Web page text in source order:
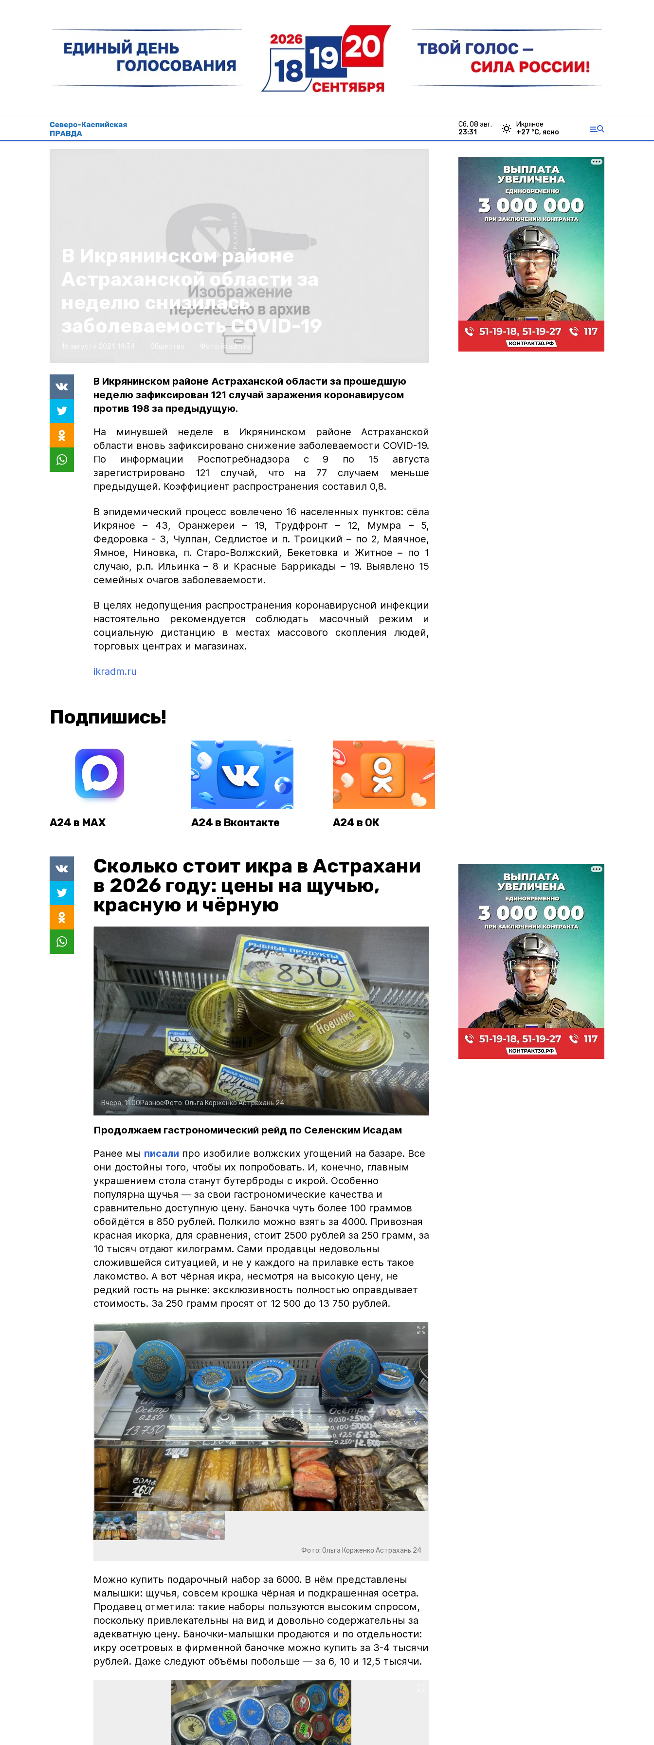
сб, 08 авг.
23:31
Икряное
+27 °С, ясно
В Икрянинском районе
Астраханской области за
неделю снизилась
заболеваемость COVID-19
ikradm.ru
В Икрянинском районе Астраханской области за прошедшую
неделю зафиксирован 121 случай заражения коронавирусом
против 198 за предыдущую.
На минувшей неделе в Икрянинском районе Астраханской
области вновь зафиксировано снижение заболеваемости COVID-19.
По информации Роспотребнадзора с 9 по 15 августа
зарегистрировано 121 случай, что на 77 случаем меньше
предыдущей. Коэффициент распространения составил 0,8.
В эпидемический процесс вовлечено 16 населенных пунктов: сёла
Икряное – 43, Оранжереи – 19, Трудфронт – 12, Мумра – 5,
Федоровка - 3, Чулпан, Седлистое и п. Троицкий – по 2, Маячное,
Ямное, Ниновка, п. Старо-Волжский, Бекетовка и Житное – по 1
случаю, р.п. Ильинка – 8 и Красные Баррикады – 19. Выявлено 15
семейных очагов заболеваемости.
В целях недопущения распространения коронавирусной инфекции
настоятельно рекомендуется соблюдать масочный режим и
социальную дистанцию в местах массового скопления людей,
торговых центрах и магазинах.
ikradm.ru
Подпишись!
А24 в MAX А24 в Вконтакте А24 в ОК
Сколько стоит икра в Астрахани
в 2026 году: цены на щучью,
красную и чёрную
Вчера, 11:00РазноеФото: Ольга КорженкоАстрахань 24
Продолжаем гастрономический рейд по Селенским Исадам
Ранее мы писали про изобилие волжских угощений на базаре. Все
они достойны того, чтобы их попробовать. И, конечно, главным
украшением стола станут бутерброды с икрой. Особенно
популярна щучья — за свои гастрономические качества и
сравнительно доступную цену. Баночка чуть более 100 граммов
обойдётся в 850 рублей. Полкило можно взять за 4000. Привозная
красная икорка, для сравнения, стоит 2500 рублей за 250 грамм, за
10 тысяч отдают килограмм. Сами продавцы недовольны
сложившейся ситуацией, и не у каждого на прилавке есть такое
лакомство. А вот чёрная икра, несмотря на высокую цену, не
редкий гость на рынке: эксклюзивность полностью оправдывает
стоимость. За 250 грамм просят от 12 500 до 13 750 рублей.
Фото: Ольга Корженко Астрахань 24
Можно купить подарочный набор за 6000. В нём представлены
малышки: щучья, совсем крошка чёрная и подкрашенная осетра.
Продавец отметила: такие наборы пользуются высоким спросом,
поскольку привлекательны на вид и довольно содержательны за
адекватную цену. Баночки-малышки продаются и по отдельности:
икру осетровых в фирменной баночке можно купить за 3-4 тысячи
рублей. Даже следуют объёмы побольше — за 6, 10 и 12,5 тысячи.